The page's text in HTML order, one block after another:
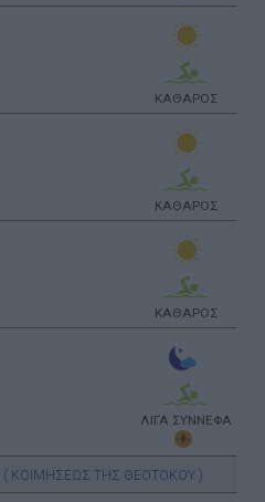
ΚΑΘΑΡΟΣ
ΚΑΘΑΡΟΣ
ΚΑΘΑΡΟΣ
ΛΙΓΑ ΣΥΝΝΕΦΑ
( ΚΟΙΜΗΣΕΩΣ ΤΗΣ ΘΕΟΤΟΚΟΥ )